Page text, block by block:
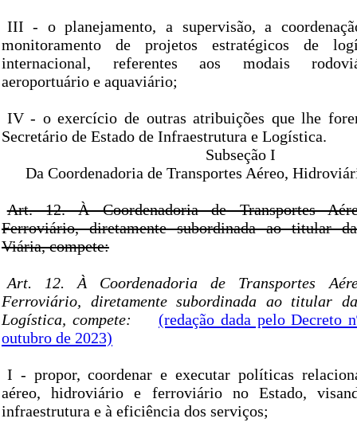
III - o planejamento, a supervisão, a
monitoramento de projetos estratégicos de
internacional, referentes aos modais
aeroportuário e aquaviário;
IV - o exercício de outras atribuições que lhe
Secretário de Estado de Infraestrutura e Logística.
Subseção I
Da Coordenadoria de Transportes Aéreo,
Art. 12. À Coordenadoria de Transportes
Ferroviário, diretamente subordinada ao titular
Viária, compete:
Art. 12. À Coordenadoria de Transportes
Ferroviário, diretamente subordinada ao titular
Logística, compete:
(redação dada pelo Decreto
outubro de 2023)
I - propor, coordenar e executar políticas
aéreo, hidroviário e ferroviário no Estado,
infraestrutura e à eficiência dos serviços;